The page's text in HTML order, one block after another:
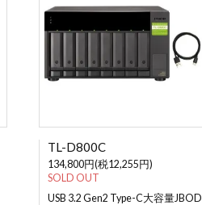
TL-D800C
134,800円(税12,255円)
SOLD OUT
USB 3.2 Gen2 Type-C大容量JBOD